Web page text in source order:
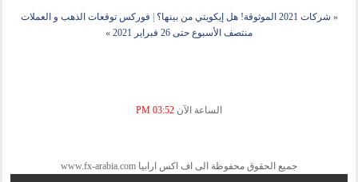
« شركات 2021 الموثوقة! هل إيكويتي من بينها؟
فوركس توقعات الذهب و العملات
منتصف الأسبوع حتى 26 فبراير 2021
»
الساعة الآن 03:52 PM
جميع الحقوق محفوظة الى اف اكس ارابيا www.fx-arabia.com